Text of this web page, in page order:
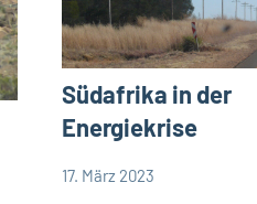
Südafrika in der
Energiekrise
17. März 2023